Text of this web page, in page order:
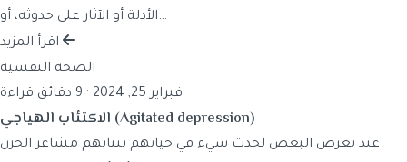
الأدلة أو الآثار على حدوثه، أو…
الصحة النفسية
فبراير 25, 2024
· 9 دقائق قراءة
الاكتئاب الهياجي (Agitated depression)
عند تعرض البعض لحدث سيء في حياتهم تنتابهم مشاعر الحزن